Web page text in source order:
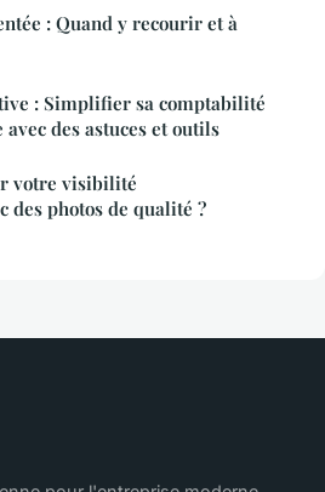
: Quand y recourir et à
: Simplifier sa comptabilité
des astuces et outils
votre visibilité
des photos de qualité ?